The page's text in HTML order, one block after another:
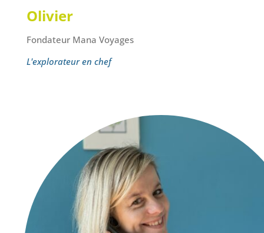
Olivier
Fondateur Mana Voyages
L'explorateur en chef